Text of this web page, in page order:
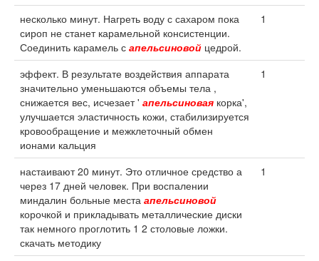
несколько минут. Нагреть воду с сахаром пока
сироп не станет карамельной консистенции.
Соединить карамель с апельсиновой цедрой.
1
эффект. В результате воздействия аппарата
значительно уменьшаются объемы тела ,
снижается вес, исчезает ' апельсиновая корка',
улучшается эластичность кожи, стабилизируется
кровообращение и межклеточный обмен
ионами кальция
1
настаивают 20 минут. Это отличное средство а
через 17 дней человек. При воспалении
миндалин больные места апельсиновой
корочкой и прикладывать металлические диски
так немного проглотить 1 2 столовые ложки.
скачать методику
1